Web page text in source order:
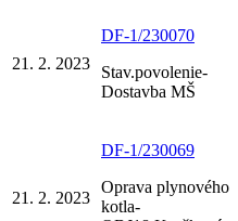
21. 2. 2023
DF-1/230070
Stav.povolenie-
Dostavba MŠ
21. 2. 2023
DF-1/230069
Oprava plynového
kotla-